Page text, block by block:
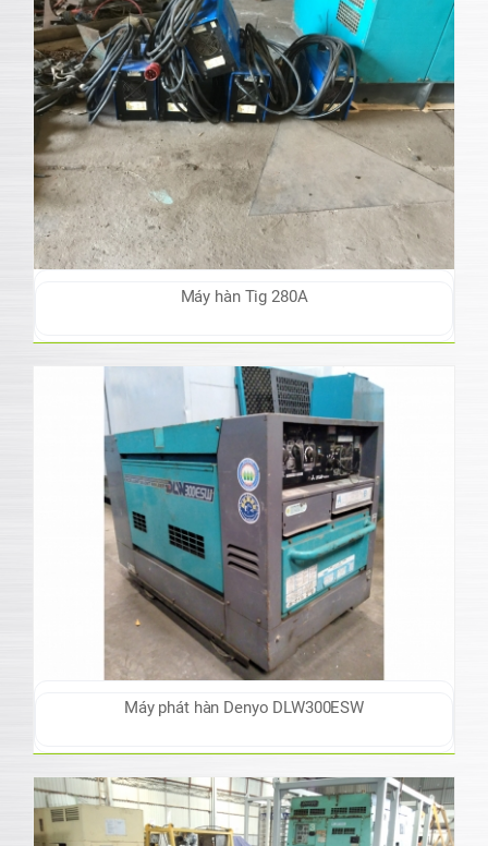
Máy hàn Tig 280A
Máy phát hàn Denyo DLW300ESW